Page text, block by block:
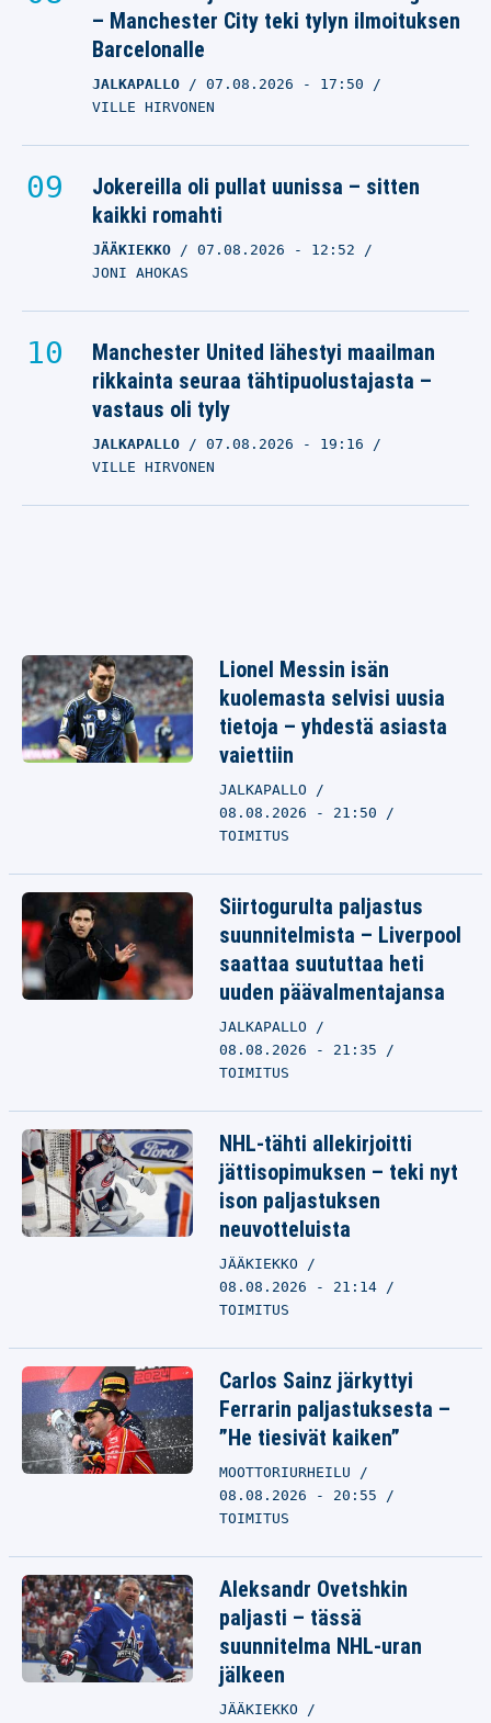
– Manchester City teki tylyn ilmoituksen
Barcelonalle
JALKAPALLO 07.08.2026 - 17:50
VILLE HIRVONEN
Jokereilla oli pullat uunissa – sitten
kaikki romahti
JÄÄKIEKKO 07.08.2026 - 12:52
JONI AHOKAS
Manchester United lähestyi maailman
rikkainta seuraa tähtipuolustajasta –
vastaus oli tyly
JALKAPALLO 07.08.2026 - 19:16
VILLE HIRVONEN
Lionel Messin isän
kuolemasta selvisi uusia
tietoja – yhdestä asiasta
vaiettiin
JALKAPALLO
08.08.2026 - 21:50
TOIMITUS
Siirtogurulta paljastus
suunnitelmista – Liverpool
saattaa suututtaa heti
uuden päävalmentajansa
JALKAPALLO
08.08.2026 - 21:35
TOIMITUS
NHL-tähti allekirjoitti
jättisopimuksen – teki nyt
ison paljastuksen
neuvotteluista
JÄÄKIEKKO
08.08.2026 - 21:14
TOIMITUS
Carlos Sainz järkyttyi
Ferrarin paljastuksesta –
”He tiesivät kaiken”
MOOTTORIURHEILU
08.08.2026 - 20:55
TOIMITUS
Aleksandr Ovetshkin
paljasti – tässä
suunnitelma NHL-uran
jälkeen
JÄÄKIEKKO